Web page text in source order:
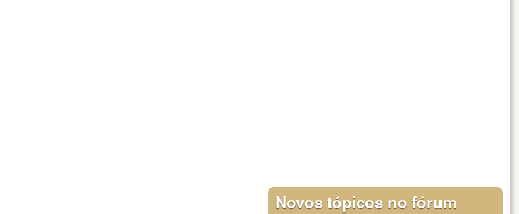
Novos tópicos no fórum